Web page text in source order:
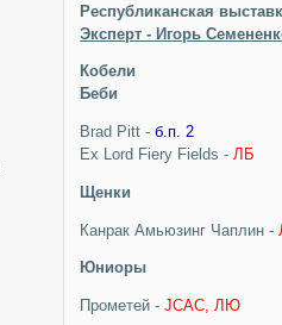
Республиканская
Эксперт - Игорь
Кобели
Беби
Brad Pitt -б.п. 2
Ex Lord Fiery Fields -ЛБ
Щенки
Канрак Амьюзинг Чаплин -
Юниоры
Прометей -JCAC, ЛЮ